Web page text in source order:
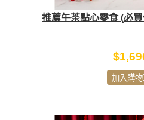
推薦午茶點心零食 (必
加入購物